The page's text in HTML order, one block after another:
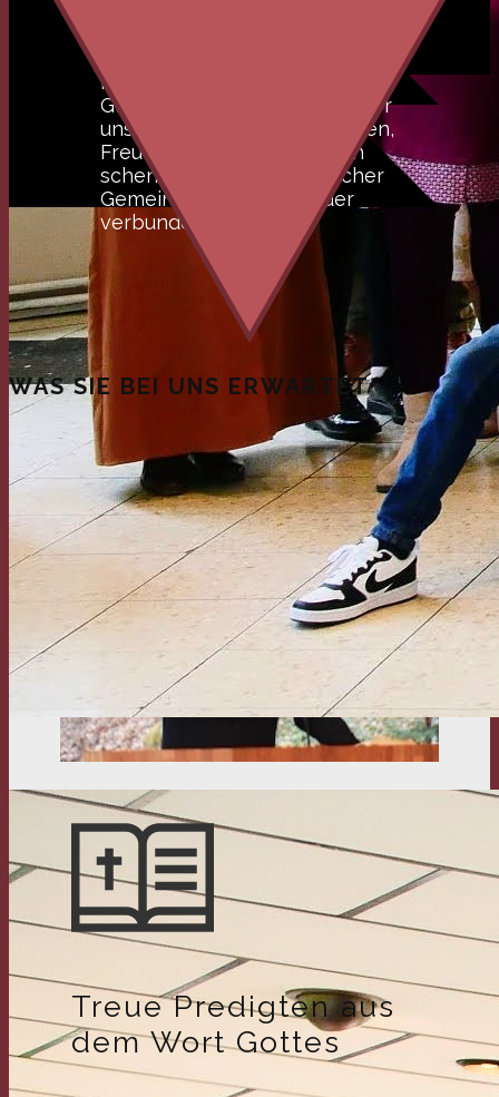
Menschen. Doch durch den
Glauben an Jesus Christus, der
uns Vergebung, ewiges Leben,
Freude und wahren Frieden
schenkt, sind wir in herzlicher
Gemeinschaft miteinander
verbunden.
WAS SIE BEI UNS ERWARTET
Treue Predigten aus
dem Wort Gottes